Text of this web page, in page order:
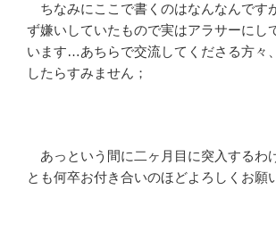
ちなみにここで書くのはなんなんです
ず嫌いしていたもので実はアラサーにし
います…あちらで交流してくださる方々
したらすみません；
あっという間に二ヶ月目に突入するわ
とも何卒お付き合いのほどよろしくお願